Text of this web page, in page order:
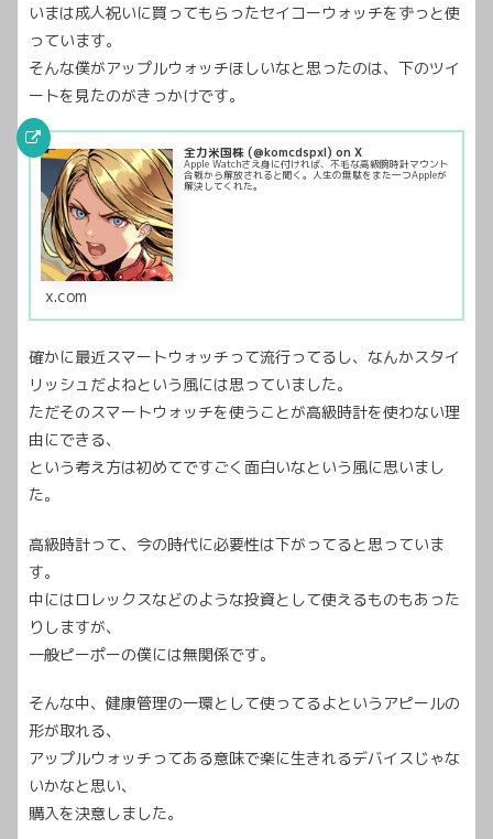
いまは成人祝いに買ってもらったセイコーウォッチをずっと使
っています。
そんな僕がアップルウォッチほしいなと思ったのは、下のツイ
ートを見たのがきっかけです。
全力米国株 (@komcdspxl) on X
Apple Watchさえ身に付ければ、不毛な高級腕時計マウント
合戦から解放されると聞く。人生の無駄をまた一つAppleが
解決してくれた。
x.com
確かに最近スマートウォッチって流行ってるし、なんかスタイ
リッシュだよねという風には思っていました。
ただそのスマートウォッチを使うことが高級時計を使わない理
由にできる、
という考え方は初めてですごく面白いなという風に思いまし
た。
高級時計って、今の時代に必要性は下がってると思っていま
す。
中にはロレックスなどのような投資として使えるものもあった
りしますが、
一般ピーポーの僕には無関係です。
そんな中、健康管理の一環として使ってるよというアピールの
形が取れる、
アップルウォッチってある意味で楽に生きれるデバイスじゃな
いかなと思い、
購入を決意しました。